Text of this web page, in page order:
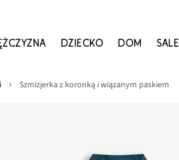
DZIECKO DOM SALE
Szmizjerka z koronką i wiązanym paskiem